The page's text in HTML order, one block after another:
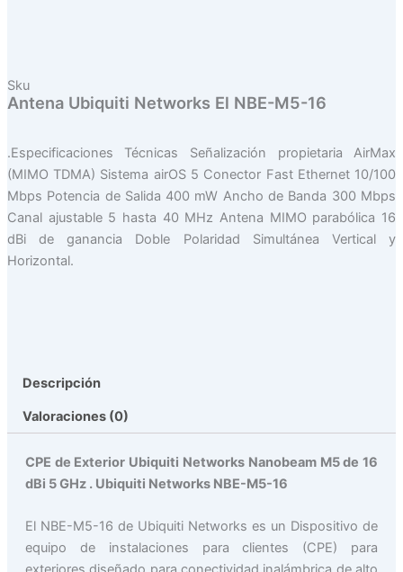
Sku
Antena Ubiquiti Networks El NBE-M5-16
.Especificaciones Técnicas Señalización propietaria AirMax
(MIMO TDMA) Sistema airOS 5 Conector Fast Ethernet 10/100
Mbps Potencia de Salida 400 mW Ancho de Banda 300 Mbps
Canal ajustable 5 hasta 40 MHz Antena MIMO parabólica 16
dBi de ganancia Doble Polaridad Simultánea Vertical y
Horizontal.
Descripción
Valoraciones (0)
CPE de Exterior Ubiquiti Networks Nanobeam M5 de 16
dBi 5 GHz . Ubiquiti Networks NBE-M5-16
El NBE-M5-16 de Ubiquiti Networks es un Dispositivo de
equipo de instalaciones para clientes (CPE) para